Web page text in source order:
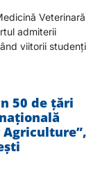
Veterinară
admiterii
viitorii studenți
50 de țări